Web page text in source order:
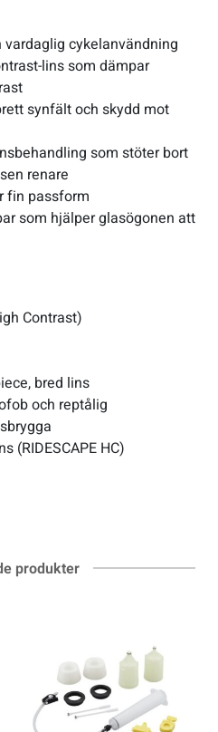
cykelanvändning
lins som dämpar
synfält och skydd mot
som stöter bort
renare
fin passform
som hjälper glasögonen att
Contrast)
bred lins
och reptålig
(RIDESCAPE HC)
produkter